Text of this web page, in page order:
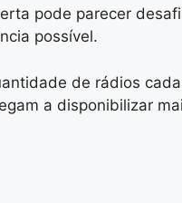
pode parecer
possível.
de rádios
a disponibilizar